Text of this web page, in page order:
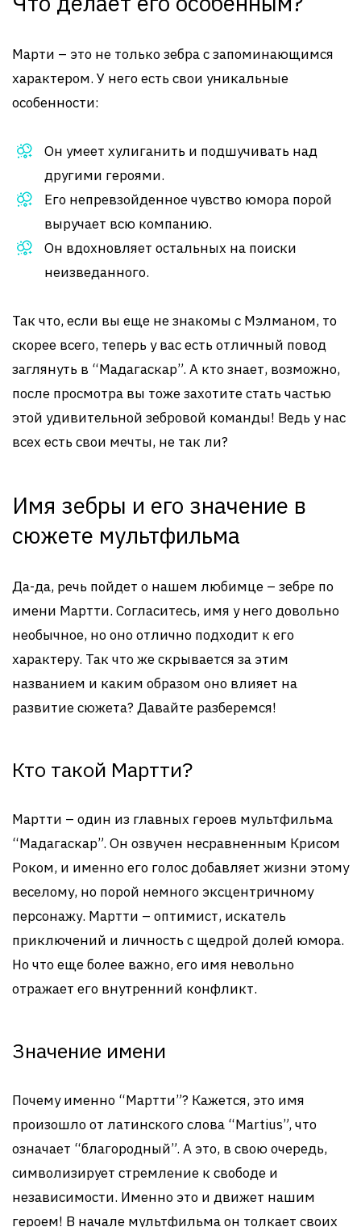
Марти – это не только зебра с запоминающимся
характером. У него есть свои уникальные
особенности:
Он умеет хулиганить и подшучивать над
другими героями.
Его непревзойденное чувство юмора порой
выручает всю компанию.
Он вдохновляет остальных на поиски
неизведанного.
Так что, если вы еще не знакомы с Мэлманом, то
скорее всего, теперь у вас есть отличный повод
заглянуть в “Мадагаскар”. А кто знает, возможно,
после просмотра вы тоже захотите стать частью
этой удивительной зебровой команды! Ведь у нас
всех есть свои мечты, не так ли?
Имя зебры и его значение в
сюжете мультфильма
Да-да, речь пойдет о нашем любимце – зебре по
имени Мартти. Согласитесь, имя у него довольно
необычное, но оно отлично подходит к его
характеру. Так что же скрывается за этим
названием и каким образом оно влияет на
развитие сюжета? Давайте разберемся!
Кто такой Мартти?
Мартти – один из главных героев мультфильма
“Мадагаскар”. Он озвучен несравненным Крисом
Роком, и именно его голос добавляет жизни этому
веселому, но порой немного эксцентричному
персонажу. Мартти – оптимист, искатель
приключений и личность с щедрой долей юмора.
Но что еще более важно, его имя невольно
отражает его внутренний конфликт.
Значение имени
Почему именно “Мартти”? Кажется, это имя
произошло от латинского слова “Martius”, что
означает “благородный”. А это, в свою очередь,
символизирует стремление к свободе и
независимости. Именно это и движет нашим
героем! В начале мультфильма он толкает своих